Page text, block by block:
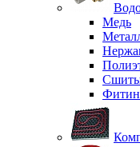
Медь